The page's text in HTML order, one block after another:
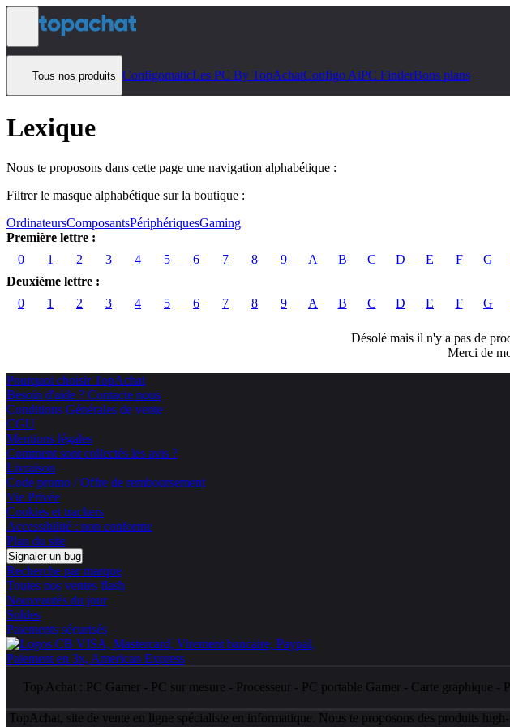
Aller au contenu
Tous nos produits ConfigomaticLes PC By TopAchatConfigo AiPC FinderBons plans
Lexique
Nous te proposons dans cette page une navigation alphabétique :
Filtrer le masque alphabétique sur la boutique :
OrdinateursComposantsPériphériquesGaming
Première lettre :
0
1 2 3 4 5 6 7 8 9 A B C D E F G
Deuxième lettre :
0
1 2 3 4 5 6 7 8 9 A B C D E F G
Désolé mais il n'y a pas de
Merci de
Pourquoi choisir TopAchat
Besoin d'aide ? Contacte nous
Conditions Générales de vente
CGU
Mentions légales
Comment sont collectés les avis ?
Livraison
Code promo / Offre de remboursement
Vie Privée
Cookies et trackers
Accessibilité : non conforme
Plan du site
Signaler un bug
Recherche par marque
Toutes nos ventes flash
Nouveautés du jour
Soldes
Paiements sécurisés
Top Achat : PC Gamer - PC sur mesure - Processeur - PC portable Gamer - Carte graphique -
TopAchat, site de vente en ligne spécialiste en informatique. Nous te proposons des produits